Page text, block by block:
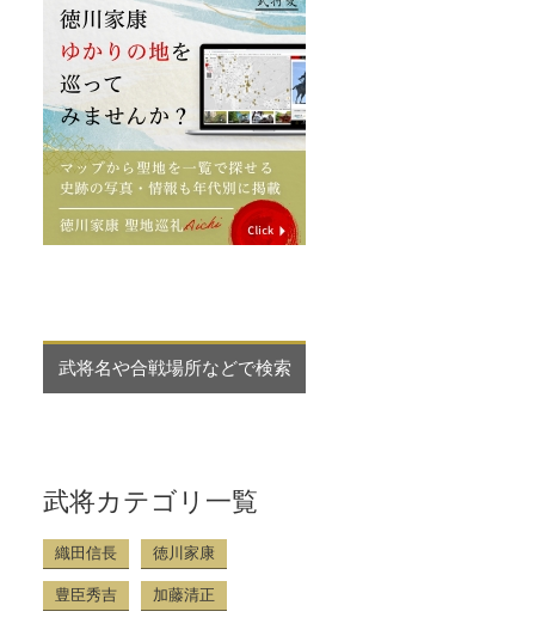
武将名や合戦場所などで検索
武将カテゴリ一覧
織田信長 徳川家康
豊臣秀吉 加藤清正